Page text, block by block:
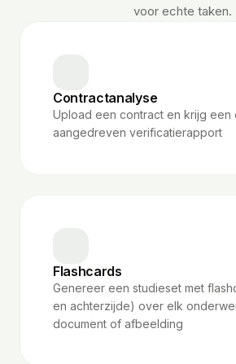
voor echte taken.
Contractanalyse
Upload een contract en krijg een
aangedreven verificatierapport
Flashcards
Genereer een studieset met
en achterzijde) over elk
document of afbeelding